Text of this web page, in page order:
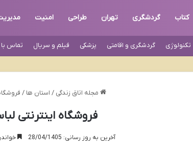
کتاب گردشگری تهران طراحی امنیت
تکنولوژی گردشگری و اقامتی پزشکی فیلم و سریال تماس با
مجله اتاق زندگی / استان ها /
فروشگاه اینترنتی
آخرین به روز رسانی: 28/04/1405 خواندن